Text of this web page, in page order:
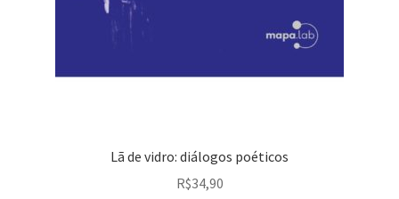
Lã de vidro: diálogos poéticos
R$34,90